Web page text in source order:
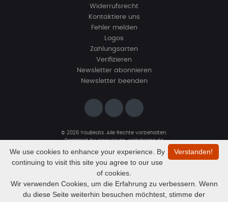
Widerrufsrecht
Kontaktiere uns
Fehler melden
Logos
Zahlungsarten
Verifizieren
Newsletter abonnieren
Newsletter beenden
© 2026 YouBeats. Alle Rechte vorbehalten.
Designed bywww.sevns-webdesign.de
Verstanden!
We use cookies to enhance your experience. By
continuing to visit this site you agree to our use
of cookies.
Wir verwenden Cookies, um die Erfahrung zu verbessern. Wenn
du diese Seite weiterhin besuchen möchtest, stimme der